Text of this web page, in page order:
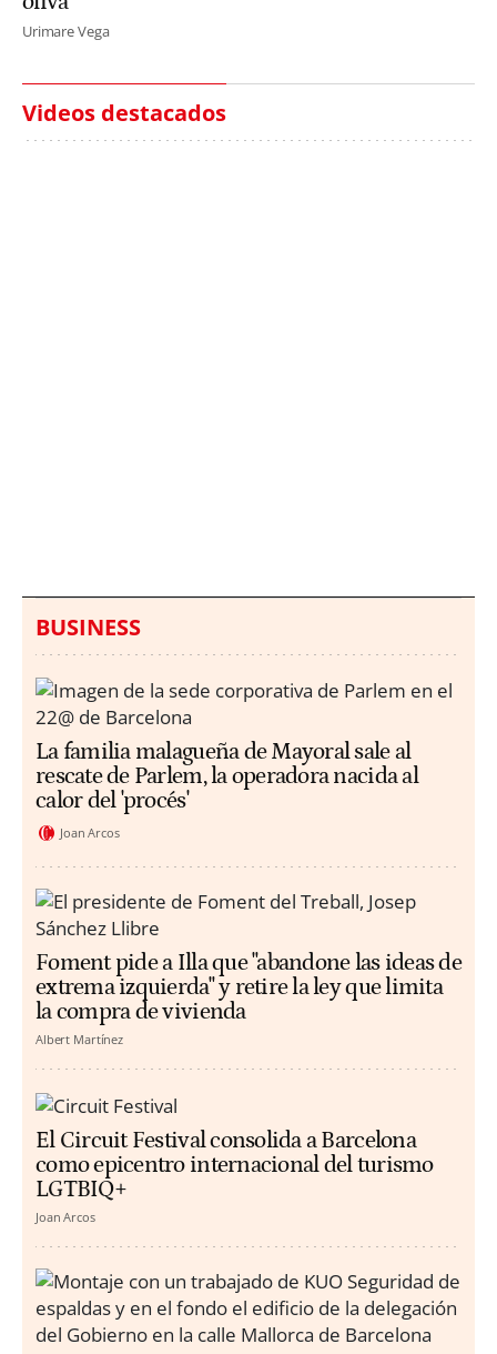
Urimare Vega
Videos destacados
BUSINESS
La familia malagueña de Mayoral sale al
rescate de Parlem, la operadora nacida al
calor del 'procés'
Joan Arcos
Foment pide a Illa que "abandone las ideas de
extrema izquierda" y retire la ley que limita
la compra de vivienda
Albert Martínez
El Circuit Festival consolida a Barcelona
como epicentro internacional del turismo
LGTBIQ+
Joan Arcos